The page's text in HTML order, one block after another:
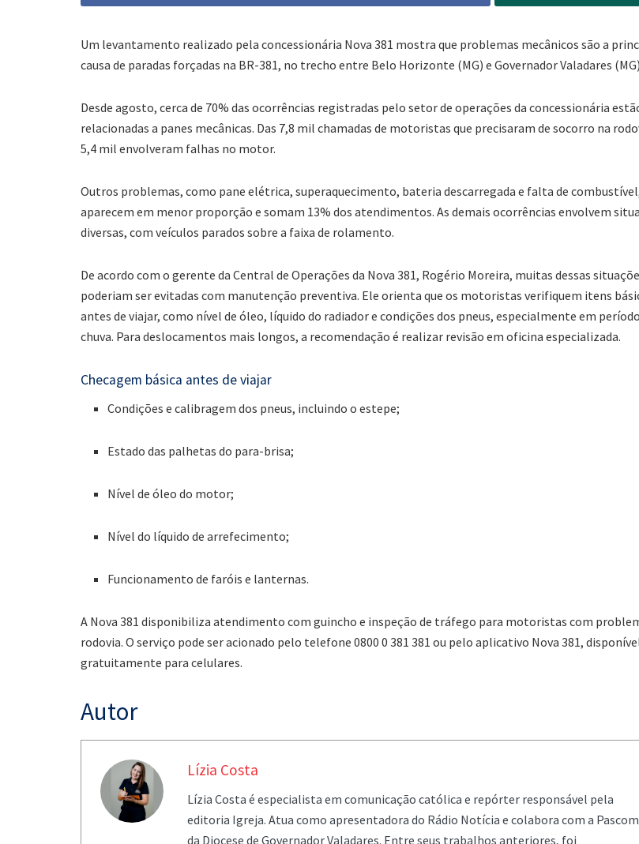
Um levantamento realizado pela concessionária Nova 381 mostra que problemas mecânicos são a
causa de paradas forçadas na BR-381, no trecho entre Belo Horizonte (MG) e Governador Valadares
Desde agosto, cerca de 70% das ocorrências registradas pelo setor de operações da concessionária
relacionadas a panes mecânicas. Das 7,8 mil chamadas de motoristas que precisaram de socorro na
5,4 mil envolveram falhas no motor.
Outros problemas, como pane elétrica, superaquecimento, bateria descarregada e falta de
aparecem em menor proporção e somam 13% dos atendimentos. As demais ocorrências envolvem
diversas, com veículos parados sobre a faixa de rolamento.
De acordo com o gerente da Central de Operações da Nova 381, Rogério Moreira, muitas dessas
poderiam ser evitadas com manutenção preventiva. Ele orienta que os motoristas verifiquem itens
antes de viajar, como nível de óleo, líquido do radiador e condições dos pneus, especialmente em
chuva. Para deslocamentos mais longos, a recomendação é realizar revisão em oficina especializada.
Checagem básica antes de viajar
Condições e calibragem dos pneus, incluindo o estepe;
Estado das palhetas do para-brisa;
Nível de óleo do motor;
Nível do líquido de arrefecimento;
Funcionamento de faróis e lanternas.
A Nova 381 disponibiliza atendimento com guincho e inspeção de tráfego para motoristas com
rodovia. O serviço pode ser acionado pelo telefone 0800 0 381 381 ou pelo aplicativo Nova 381,
gratuitamente para celulares.
Autor
Lízia Costa
Lízia Costa é especialista em comunicação católica e repórter responsável pela
editoria Igreja. Atua como apresentadora do Rádio Notícia e colabora com a Pascom
da Diocese de Governador Valadares. Entre seus trabalhos anteriores, foi